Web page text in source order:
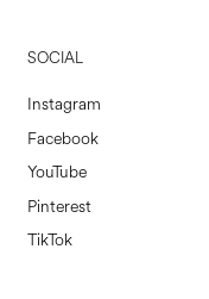
SOCIAL
Instagram
Facebook
YouTube
Pinterest
TikTok